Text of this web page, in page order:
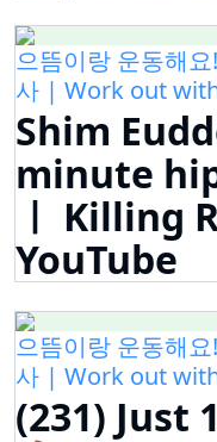
으뜸이랑 운동해
사 | Work out
Shim
minute
ㅣ Killing
YouTube
으뜸이랑 운동해
사 | Work out
(231) Just